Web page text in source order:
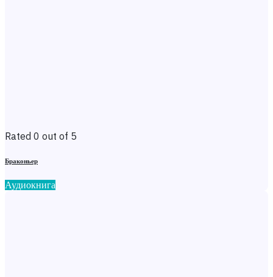
Rated 0 out of 5
Браконьер
Аудиокнига